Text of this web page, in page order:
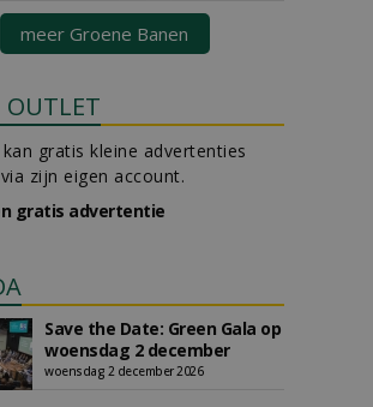
meer Groene Banen
OUTLET
gratis kleine advertenties
zijn eigen account.
gratis advertentie
Save the Date: Green Gala op
woensdag 2 december
woensdag 2 december 2026